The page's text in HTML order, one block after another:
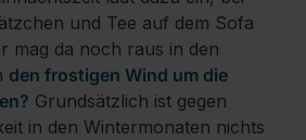
und Tee auf dem Sofa
mag da noch raus in den
den frostigen Wind um die
Grundsätzlich ist gegen
in den Wintermonaten nichts